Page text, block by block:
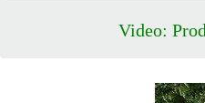
Video: